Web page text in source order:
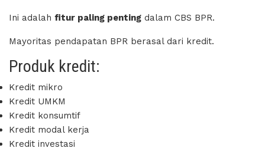
Ini adalah fitur paling penting dalam CBS BPR.
Mayoritas pendapatan BPR berasal dari kredit.
Produk kredit:
Kredit mikro
Kredit UMKM
Kredit konsumtif
Kredit modal kerja
Kredit investasi